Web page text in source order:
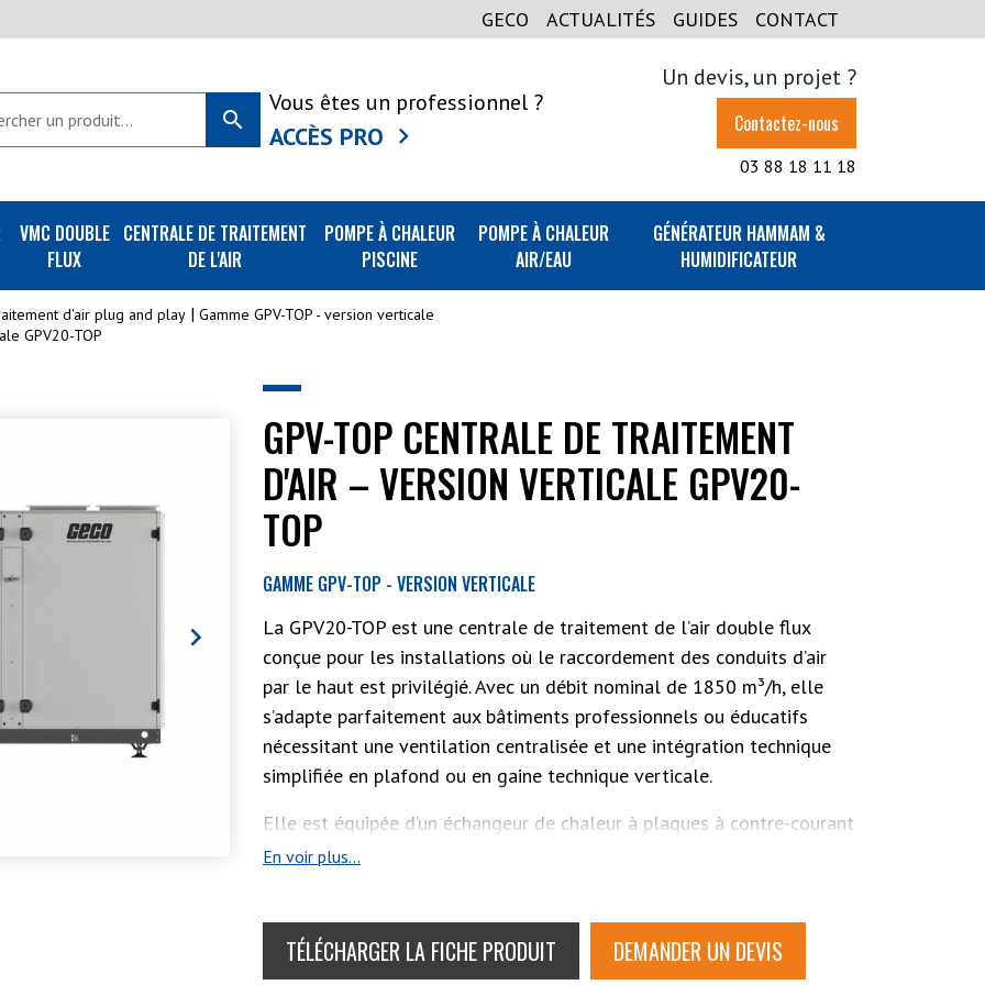
GECO ACTUALITÉS GUIDES CONTACT
search
Vous êtes un professionnel ?
ACCÈS PRO
Un devis, un projet ?
Contactez-nous
03 88 18 11 18
VMC DOUBLE
FLUX
CENTRALE DE TRAITEMENT
DE L'AIR
POMPE À CHALEUR
PISCINE
POMPE À CHALEUR
AIR/EAU
GÉNÉRATEUR HAMMAM &
HUMIDIFICATEUR
d'air plug and play
Gamme GPV-TOP - version verticale
GPV20-TOP

GPV-TOP CENTRALE DE TRAITEMENT
D'AIR – VERSION VERTICALE GPV20-
TOP
GAMME GPV-TOP - VERSION VERTICALE
La GPV20-TOP est une centrale de traitement de l’air double flux
conçue pour les installations où le raccordement des conduits d’air
par le haut est privilégié. Avec un débit nominal de 1850 m³/h, elle
s’adapte parfaitement aux bâtiments professionnels ou éducatifs
nécessitant une ventilation centralisée et une intégration technique
simplifiée en plafond ou en gaine technique verticale.
Elle est équipée d’un échangeur de chaleur à plaques à contre-courant
en aluminium, garantissant un excellent taux de récupération
thermique toute l’année.
En voir plus...
TÉLÉCHARGER LA FICHE PRODUIT DEMANDER UN DEVIS